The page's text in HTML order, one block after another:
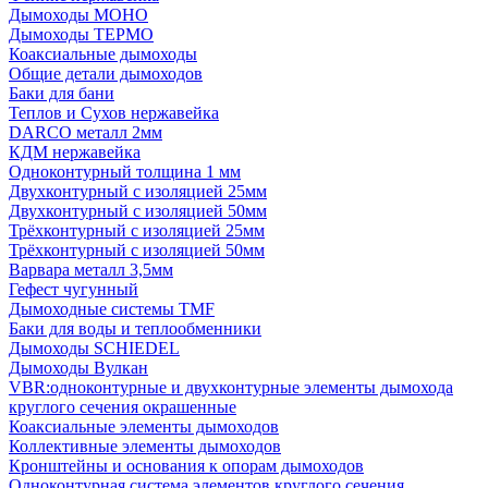
Дымоходы МОНО
Дымоходы ТЕРМО
Коаксиальные дымоходы
Общие детали дымоходов
Баки для бани
Теплов и Сухов нержавейка
DARCO металл 2мм
КДМ нержавейка
Одноконтурный толщина 1 мм
Двухконтурный с изоляцией 25мм
Двухконтурный с изоляцией 50мм
Трёхконтурный с изоляцией 25мм
Трёхконтурный с изоляцией 50мм
Варвара металл 3,5мм
Гефест чугунный
Дымоходные системы TMF
Баки для воды и теплообменники
Дымоходы SCHIEDEL
Дымоходы Вулкан
VBR:одноконтурные и двухконтурные элементы дымохода
круглого сечения окрашенные
Коаксиальные элементы дымоходов
Коллективные элементы дымоходов
Кронштейны и основания к опорам дымоходов